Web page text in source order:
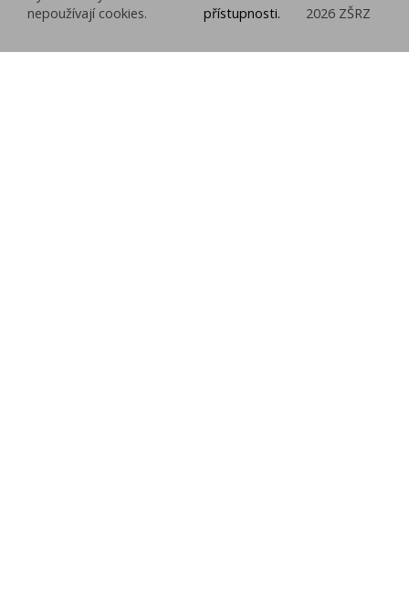
nepoužívají cookies.
přístupnosti.
2026 ZŠRZ